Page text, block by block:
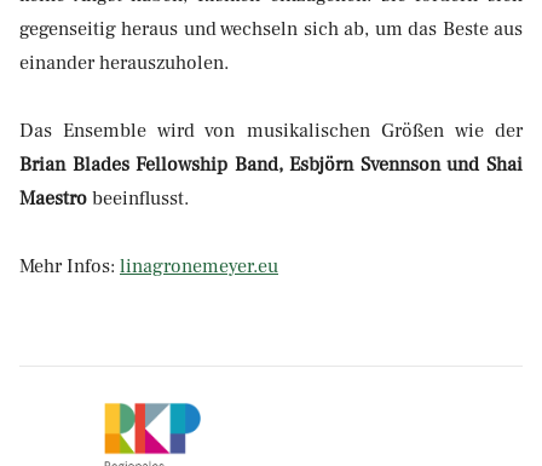
gegenseitig heraus und wechseln sich ab, um das Beste aus
einander herauszuholen.
Das Ensemble wird von musikalischen Größen wie der
Brian Blades Fellowship Band, Esbjörn Svennson und Shai
Maestro beeinflusst.
Mehr Infos: linagronemeyer.eu